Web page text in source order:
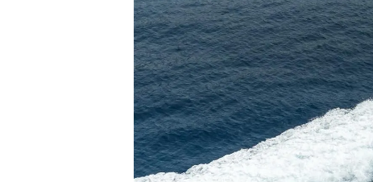
Information
Standort Karte
Kontakt
Cookies